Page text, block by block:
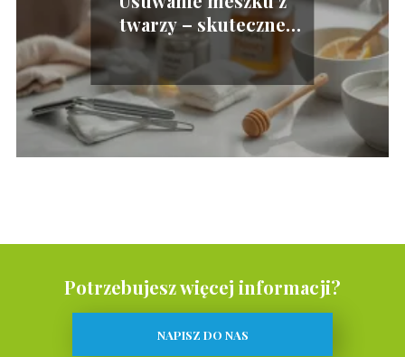
twarzy – skuteczne
metody i domowe
sposoby
Potrzebujesz więcej informacji?
NAPISZ DO NAS